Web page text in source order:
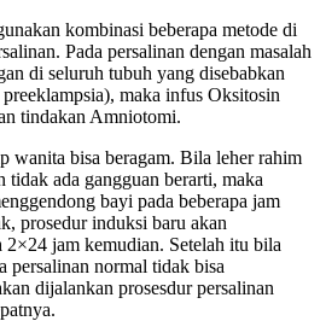
kombinasi beberapa metode di
Pada persalinan dengan masalah
di seluruh tubuh yang disebabkan
maka infus Oksitosin
tindakan Amniotomi.
wanita bisa beragam. Bila leher rahim
tidak ada gangguan berarti, maka
bayi pada beberapa jam
prosedur induksi baru akan
2×24 jam kemudian. Setelah itu bila
persalinan normal tidak bisa
dijalankan prosesdur persalinan